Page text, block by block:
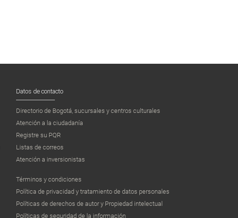
Datos de contacto
Directorio de Bogotá, sucursales y centros culturales
Atención a la ciudadanía
Registre su PQR
Listas de correos
Atención a inversionistas
Términos y condiciones
Política de privacidad y tratamiento de datos personales
Políticas de derechos de autor y Propiedad intelectual
Políticas de seguridad de la información